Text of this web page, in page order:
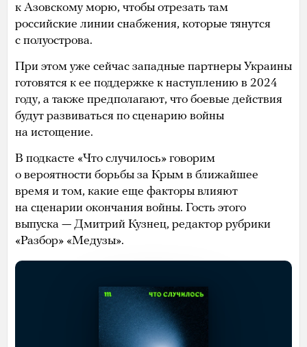
к Азовскому морю, чтобы отрезать там
российские линии снабжения, которые тянутся
с полуострова.
При этом уже сейчас западные партнеры Украины
готовятся к ее поддержке к наступлению в 2024
году, а также предполагают, что боевые действия
будут развиваться по сценарию войны
на истощение.
В подкасте «Что случилось» говорим
о вероятности борьбы за Крым в ближайшее
время и том, какие еще факторы влияют
на сценарии окончания войны. Гость этого
выпуска — Дмитрий Кузнец, редактор рубрики
«Разбор» «Медузы».